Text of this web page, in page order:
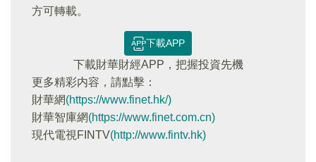
方可轉載。
下載APP
下載財華財經APP，把握投資先機
更多精彩内容，請點擊：
財華網(https://www.finet.hk/)
財華智庫網(https://www.finet.com.cn)
現代電視FINTV(http://www.fintv.hk)